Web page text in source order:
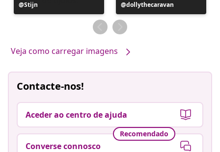
Postagem
publicada
Stijn
Postagem
publicada
por
dollythecaravan
Veja como carregar imagens
Contacte-nos!
Aceder ao centro de ajuda
Recomendado
Converse connosco